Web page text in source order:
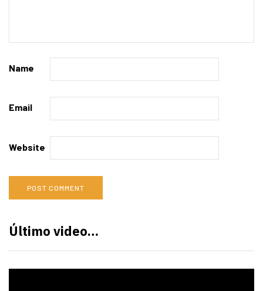
Name
Email
Website
Último video…